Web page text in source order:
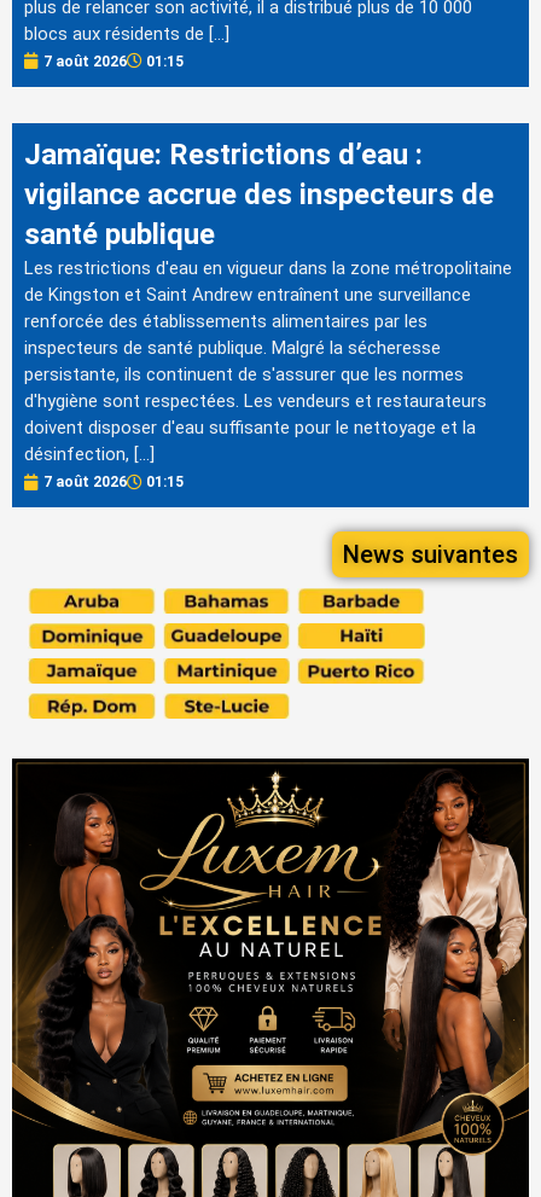
plus de relancer son activité, il a distribué plus de 10 000
blocs aux résidents de […]
7 août 2026 01:15
Jamaïque: Restrictions d’eau :
vigilance accrue des inspecteurs de
santé publique
Les restrictions d'eau en vigueur dans la zone métropolitaine
de Kingston et Saint Andrew entraînent une surveillance
renforcée des établissements alimentaires par les
inspecteurs de santé publique. Malgré la sécheresse
persistante, ils continuent de s'assurer que les normes
d'hygiène sont respectées. Les vendeurs et restaurateurs
doivent disposer d'eau suffisante pour le nettoyage et la
désinfection, […]
7 août 2026 01:15
News suivantes